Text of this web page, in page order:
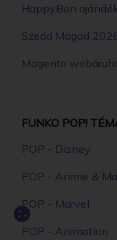
HappyBon
Szedd Magad
Magento
FUNKO POP!
POP - Disney
POP - Anime &
POP - Marvel
POP - Animation